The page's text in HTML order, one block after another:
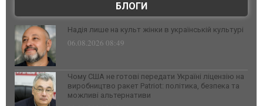
БЛОГИ
Надія лише на культ жінки в українській культурі
06.08.2026 08:49
Чому США не готові передати Україні ліцензію на
виробництво ракет Patriot: політика, безпека та
можливі альтернативи